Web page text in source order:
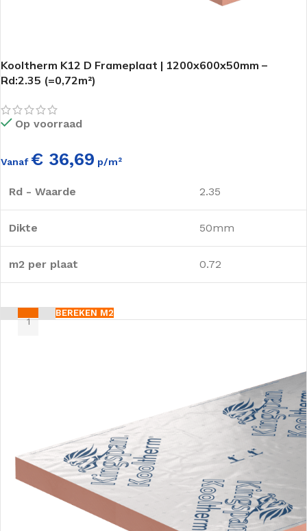
Kooltherm K12 D Frameplaat | 1200x600x50mm –
Rd:2.35 (=0,72m²)
Op voorraad
Vanaf € 36,69 p/m²
Rd - Waarde 2.35
Dikte 50mm
m2 per plaat 0.72
BEREKEN M2